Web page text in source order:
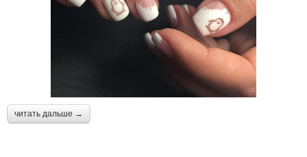
читать дальше →